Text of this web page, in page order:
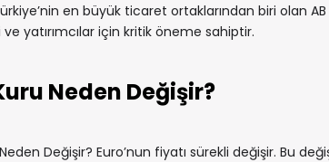
en büyük ticaret ortaklarından biri olan
yatırımcılar için kritik öneme sahiptir.
Neden Değişir?
Değişir? Euro’nun fiyatı sürekli değişir. Bu